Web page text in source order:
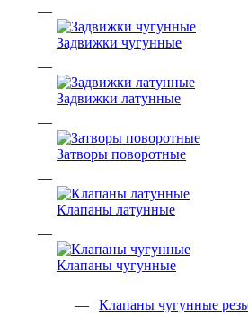
Задвижки чугунные
Задвижки латунные
Затворы поворотные
Клапаны латунные
Клапаны чугунные
Клапаны чугунные